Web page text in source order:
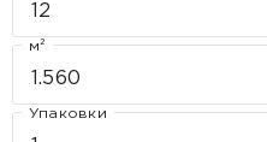
м²
Упаковки